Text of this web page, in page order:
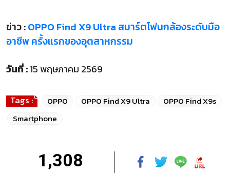
ข่าว :OPPO Find X9 Ultra สมาร์ตโฟนกล้องระดับมือ
อาชีพ ครั้งแรกของอุตสาหกรรม
วันที่ :15 พฤษภาคม 2569
Tags : OPPO OPPO Find X9 Ultra
OPPO Find X9s
Smartphone
1,308